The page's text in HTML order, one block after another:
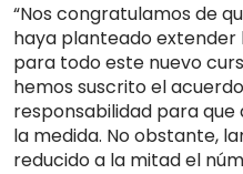
“Nos congratulamos de
haya planteado extender
para todo este nuevo
hemos suscrito el
responsabilidad para
la medida. No obstante,
reducido a la mitad el